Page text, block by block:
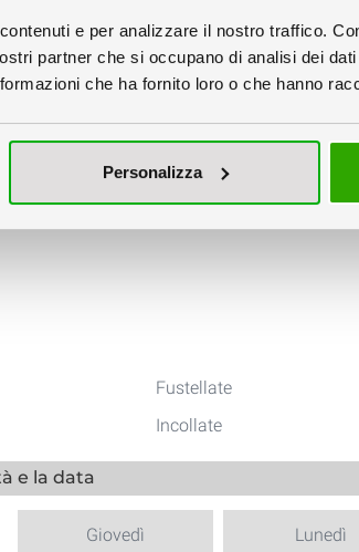
e per analizzare il nostro traffico.
partner che si occupano di analisi dei
che ha fornito loro o che hanno
Personalizza
Verifica File €6 Creazione Grafica
Fustellate
Incollate
e la data
Giovedì Lunedì